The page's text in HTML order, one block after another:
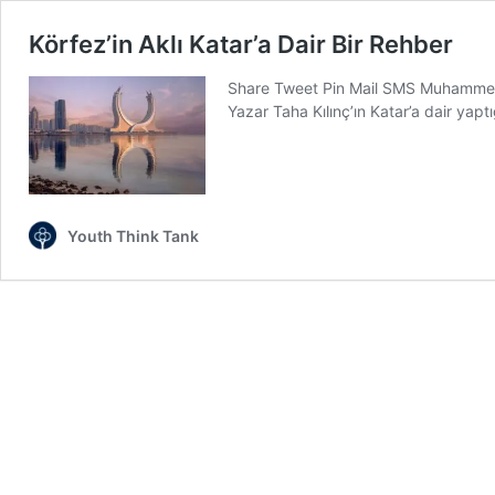
Körfez’in Aklı Katar’a Dair Bir Rehber
Share Tweet Pin Mail SMS
Yazar Taha Kılınç’ın Katar’a dair
Youth Think Tank